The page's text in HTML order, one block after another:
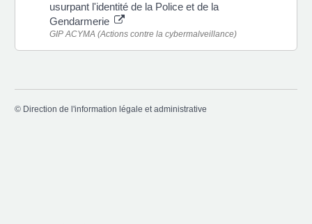
usurpant l'identité de la Police et de la
Gendarmerie
GIP ACYMA (Actions contre la cybermalveillance)
© Direction de l'information légale et administrative